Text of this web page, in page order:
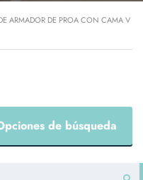
ARMADOR DE PROA CON CAMA V
de búsqueda